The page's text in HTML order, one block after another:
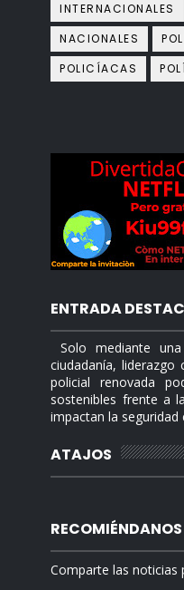
INTERNACIONALES
NACIONALES
POLICÍACAS
ENTRADA
Solo mediante
ciudadanía, liderazgo
policial renovada
sostenibles frente a
impactan la seguridad
ATAJOS
RECOMIÉNDANOS
Comparte las noticias